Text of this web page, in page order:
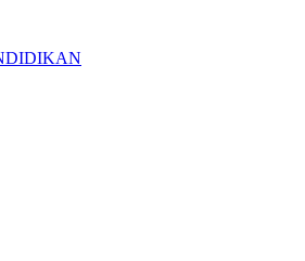
LANJUTAN MPLS SMKN
TAHUN 2...